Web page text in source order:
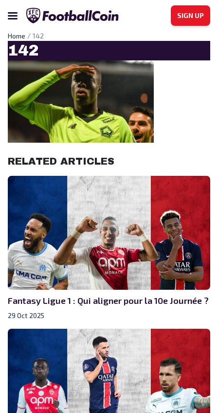
SIGN UP
Home 142
142
RELATED ARTICLES
Fantasy Ligue 1 : Qui aligner pour la 10e Journée ?
29 Oct 2025